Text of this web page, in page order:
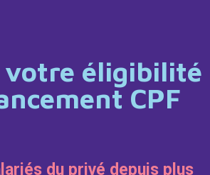
éligibilité
CPF
du privé depuis plus